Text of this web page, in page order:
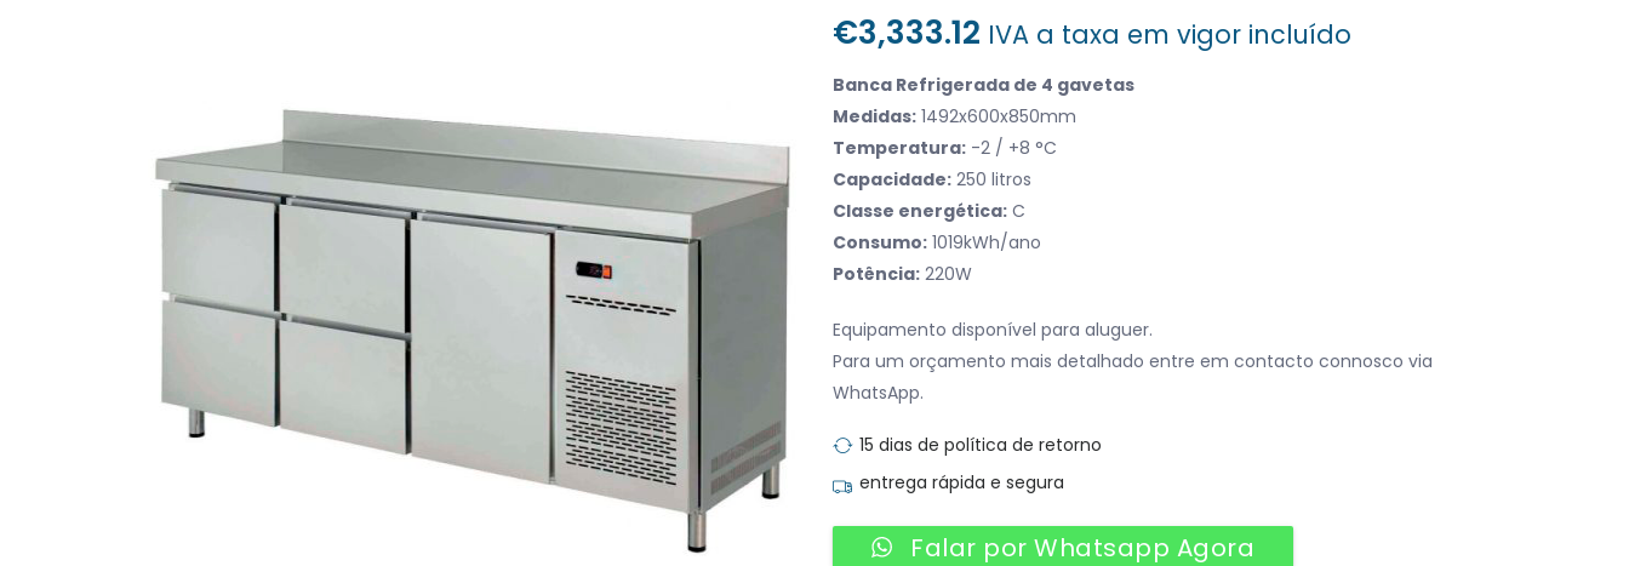
€3,333.12 IVA a taxa em vigor incluído
Banca Refrigerada de 4 gavetas
Medidas: 1492x600x850mm
Temperatura: -2 / +8 °C
Capacidade: 250 litros
Classe energética: C
Consumo: 1019kWh/ano
Potência: 220W
Equipamento disponível para aluguer.
Para um orçamento mais detalhado entre em contacto connosco via
WhatsApp.
15 dias de política de retorno
entrega rápida e segura
Falar por Whatsapp Agora